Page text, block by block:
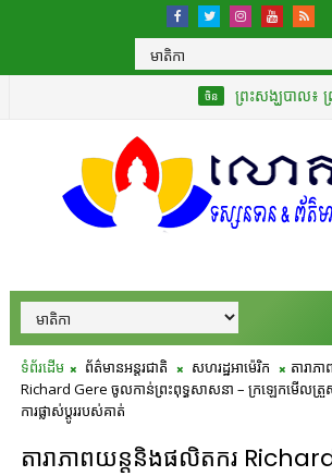
ព្រះសង្ឃបាល៖ ព្រះសង្
ទំព័រដើម ព័ត៌មានអន្តរជាតិ សហរដ្ឋអាម៉េរិក
តារា
Richard Gere ចូលកាន់ព្រះពុទ្ធសាសនា – ក្រឡេកមើលត្
ការផ្លាស់ប្តូររបស់គាត់
តារាភាពយន្តនិងផលិតករ